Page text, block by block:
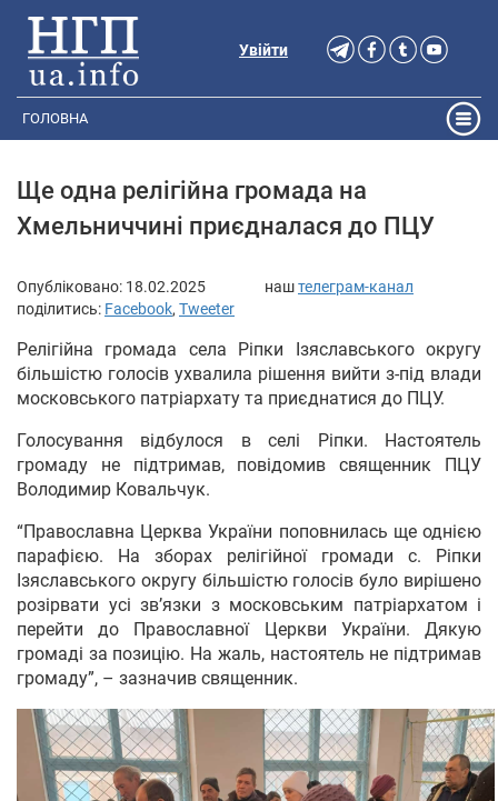
Увійти
ГОЛОВНА
Ще одна релігійна громада на
Хмельниччині приєдналася до ПЦУ
Опубліковано: 18.02.2025 наштелеграм-канал
поділитись: Facebook, Tweeter
Релігійна громада села Ріпки Ізяславського округу
більшістю голосів ухвалила рішення вийти з-під влади
московського патріархату та приєднатися до ПЦУ.
Голосування відбулося в селі Ріпки. Настоятель
громаду не підтримав, повідомив священник ПЦУ
Володимир Ковальчук.
“Православна Церква України поповнилась ще однією
парафією. На зборах релігійної громади с. Ріпки
Ізяславського округу більшістю голосів було вирішено
розірвати усі звʼязки з московським патріархатом і
перейти до Православної Церкви України. Дякую
громаді за позицію. На жаль, настоятель не підтримав
громаду”, – зазначив священник.